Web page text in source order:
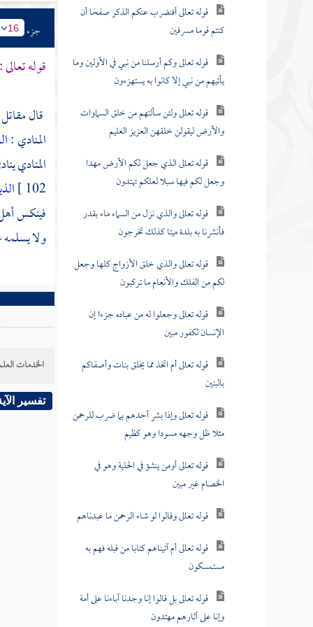
قوله تعالى أفنضرب عنكم الذكر صفحا أن
كنتم قوما مسرفين
قوله تعالى وكم أرسلنا من نبي في الأولين وما
يأتيهم من نبي إلا كانوا به يستهزءون
قوله تعالى ولئن سألتهم من خلق السماوات
والأرض ليقولن خلقهن العزيز العليم
قوله تعالى الذي جعل لكم الأرض مهدا
وجعل لكم فيها سبلا لعلكم تهتدون
قوله تعالى والذي نزل من السماء ماء بقدر
فأنشرنا به بلدة ميتا كذلك تخرجون
قوله تعالى والذي خلق الأزواج كلها وجعل
لكم من الفلك والأنعام ما تركبون
قوله تعالى وجعلوا له من عباده جزءا إن
الإنسان لكفور مبين
قوله تعالى أم اتخذ مما يخلق بنات وأصفاكم
بالبنين
قوله تعالى وإذا بشر أحدهم بما ضرب للرحمن
مثلا ظل وجهه مسودا وهو كظيم
قوله تعالى أومن ينشؤ في الحلية وهو في
الخصام غير مبين
قوله تعالى وقالوا لو شاء الرحمن ما عبدناهم
قوله تعالى أم آتيناهم كتابا من قبله فهم به
مستمسكون
قوله تعالى بل قالوا إنا وجدنا آباءنا على أمة
وإنا على آثارهم مهتدون
جزء 16
قوله تعالى :
قالمقاتل
المنادي :
المنادي
102 ]
فينكس
ولا
الخدمات
تفسير